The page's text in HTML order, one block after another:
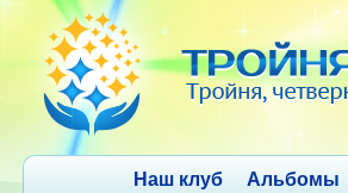
Наш клуб Альбомы